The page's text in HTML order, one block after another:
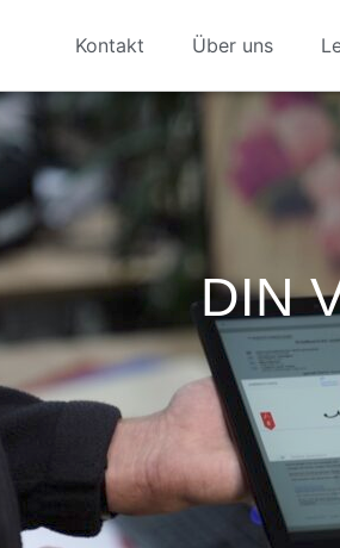
Kontakt Über uns
DIN